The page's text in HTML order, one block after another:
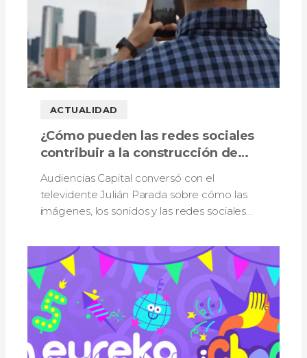
ACTUALIDAD
¿Cómo pueden las redes sociales
contribuir a la construcción de
Audiencias Capital conversó con el
televidente Julián Parada sobre cómo las
imágenes, los sonidos y las redes sociales
Bogotá.